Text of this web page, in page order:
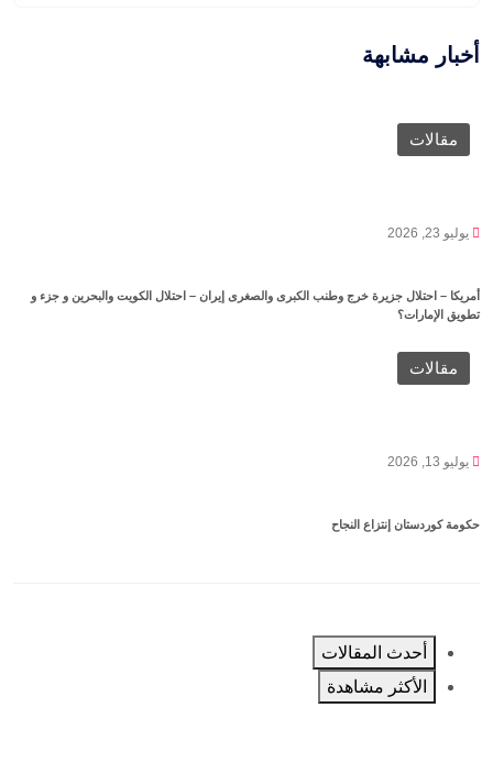
أخبار مشابهة
مقالات
يوليو 23, 2026
أمريكا – احتلال جزيرة خرج وطنب الكبرى والصغرى إيران – احتلال الكويت والبحرين و جزء و
تطويق الإمارات؟
مقالات
يوليو 13, 2026
حكومة كوردستان إنتزاع النجاح
أحدث المقالات
الأكثر مشاهدة